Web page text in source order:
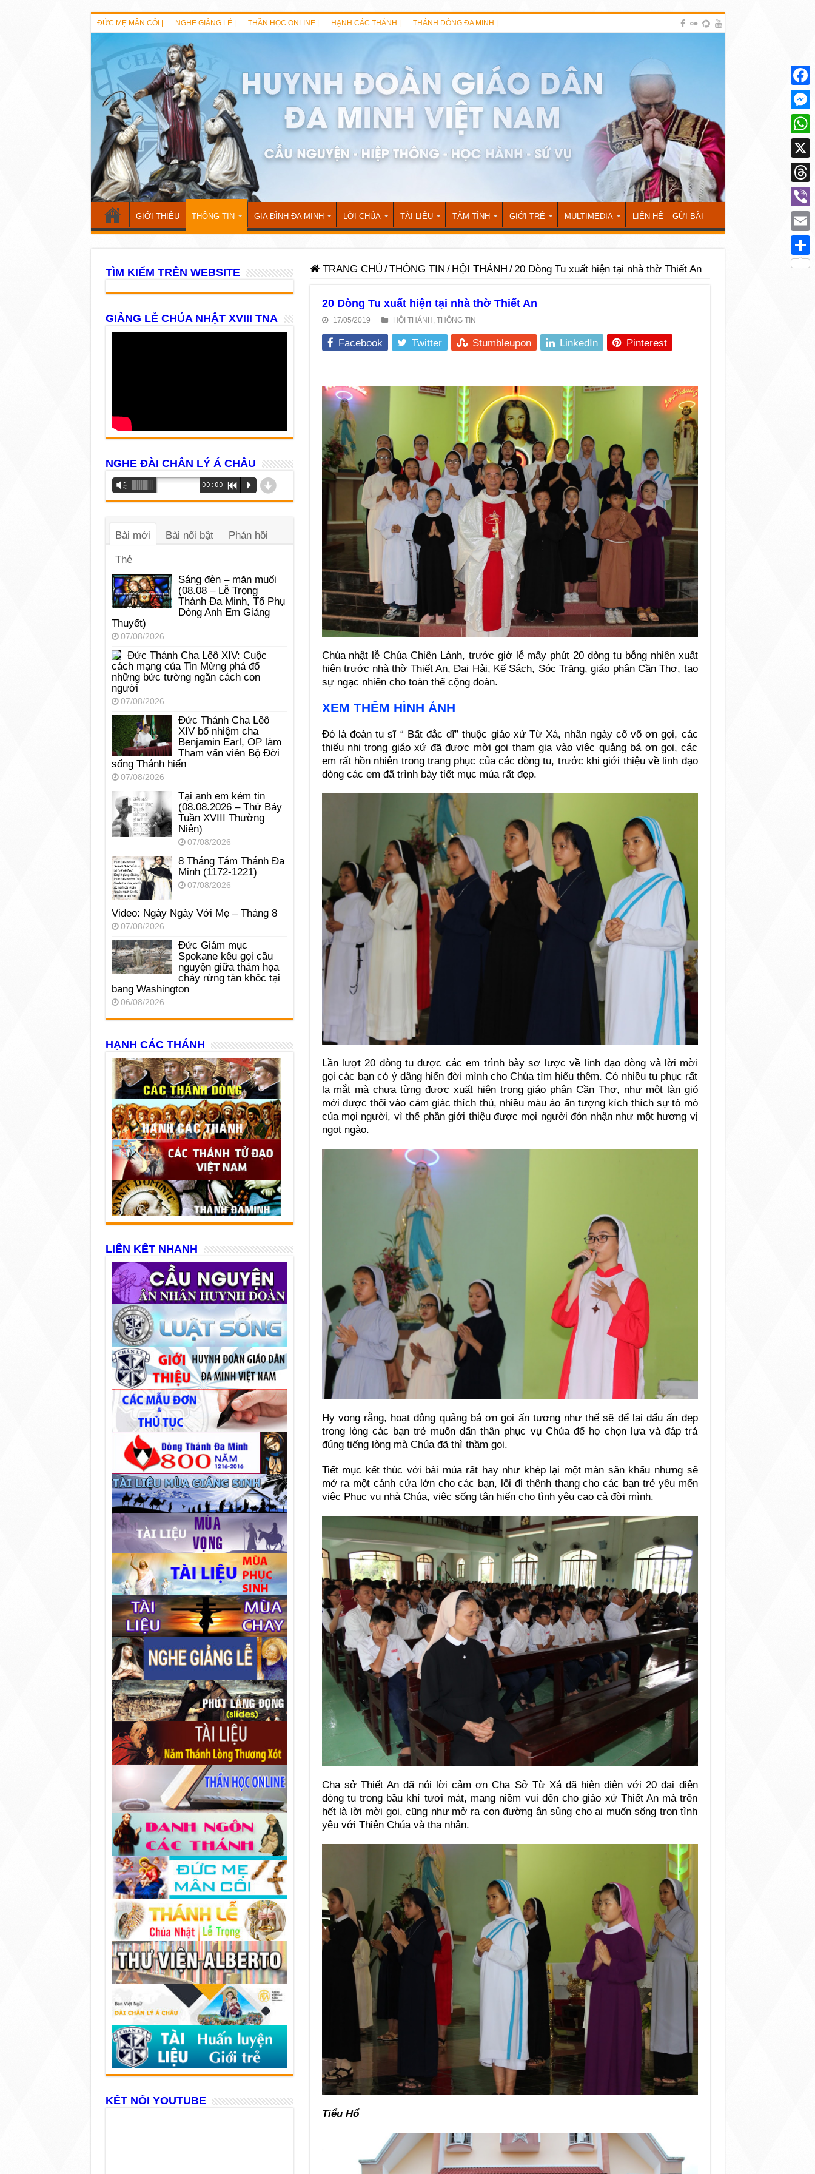
ĐỨC MẸ MÂN CÔI | NGHE GIẢNG LỄ | THẦN HỌC ONLINE | HẠNH CÁC THÁNH | THÁNH DÒNG ĐA MINH |
GIỚI THIỆU THÔNG TIN GIA ĐÌNH ĐA MINH LỜI CHÚA TÀI LIỆU TÂM TÌNH GIỚI TRẺ MULTIMEDIA LIÊN HỆ – GỬI BÀI
TRANG CHỦ /THÔNG TIN / HỘI THÁNH /20 Dòng Tu xuất hiện tại nhà thờ Thiết An
20 Dòng Tu xuất hiện tại nhà thờ Thiết An
17/05/2019 HỘI THÁNH , THÔNG TIN
Facebook Twitter Stumbleupon LinkedIn Pinterest
Chúa nhật lễ Chúa Chiên Lành, trước giờ lễ mấy phút 20 dòng tu bỗng nhiên xuất
hiện trước nhà thờ Thiết An, Đại Hải, Kế Sách, Sóc Trăng, giáo phận Cần Thơ, tạo
sự ngạc nhiên cho toàn thể cộng đoàn.
XEM THÊM HÌNH ẢNH
Đó là đoàn tu sĩ “ Bất đắc dĩ” thuộc giáo xứ Từ Xá, nhân ngày cổ võ ơn gọi, các
thiếu nhi trong giáo xứ đã được mời gọi tham gia vào việc quảng bá ơn gọi, các
em rất hồn nhiên trong trang phục của các dòng tu, trước khi giới thiệu về linh đạo
dòng các em đã trình bày tiết mục múa rất đẹp.
Lần lượt 20 dòng tu được các em trình bày sơ lược về linh đạo dòng và lời mời
gọi các bạn có ý dâng hiến đời mình cho Chúa tìm hiểu thêm. Có nhiều tu phục rất
lạ mắt mà chưa từng được xuất hiện trong giáo phận Cần Thơ, như một làn gió
mới được thổi vào cảm giác thích thú, nhiều màu áo ấn tượng kích thích sự tò mò
của mọi người, vì thế phần giới thiệu được mọi người đón nhận như một hương vị
ngọt ngào.
Hy vọng rằng, hoạt động quảng bá ơn gọi ấn tượng như thế sẽ để lại dấu ấn đẹp
trong lòng các bạn trẻ muốn dấn thân phục vụ Chúa để họ chọn lựa và đáp trả
đúng tiếng lòng mà Chúa đã thì thầm gọi.
Tiết mục kết thúc với bài múa rất hay như khép lại một màn sân khấu nhưng sẽ
mở ra một cánh cửa lớn cho các bạn, lối đi thênh thang cho các bạn trẻ yêu mến
việc Phục vụ nhà Chúa, việc sống tận hiến cho tình yêu cao cả đời mình.
Cha sở Thiết An đã nói lời cảm ơn Cha Sở Từ Xá đã hiện diện với 20 đại diện
dòng tu trong bầu khí tươi mát, mang niềm vui đến cho giáo xứ Thiết An mà trên
hết là lời mời gọi, cũng như mở ra con đường ân sủng cho ai muốn sống trọn tình
yêu với Thiên Chúa và tha nhân.
Tiểu Hổ
TÌM KIẾM TRÊN WEBSITE
GIẢNG LỄ CHÚA NHẬT XVIII TNA
NGHE ĐÀI CHÂN LÝ Á CHÂU
Trình
phát
âm
Vm 00:00 R P d
Bài mới Bài nổi bật Phản hồi
Thẻ
Sáng đèn – mặn muối
(08.08 – Lễ Trọng
Thánh Đa Minh, Tổ Phụ
Dòng Anh Em Giảng
Thuyết)
07/08/2026
Đức Thánh Cha Lêô XIV: Cuộc
cách mạng của Tin Mừng phá đổ
những bức tường ngăn cách con
người
07/08/2026
Đức Thánh Cha Lêô
XIV bổ nhiệm cha
Benjamin Earl, OP làm
Tham vấn viên Bộ Đời
sống Thánh hiến
07/08/2026
Tại anh em kém tin
(08.08.2026 – Thứ Bảy
Tuần XVIII Thường
Niên)
07/08/2026
8 Tháng Tám Thánh Ða
Minh (1172-1221)
07/08/2026
Video: Ngày Ngày Với Mẹ – Tháng 8
07/08/2026
Đức Giám mục
Spokane kêu gọi cầu
nguyện giữa thảm họa
cháy rừng tàn khốc tại
bang Washington
06/08/2026
HẠNH CÁC THÁNH
LIÊN KẾT NHANH
KẾT NỐI YOUTUBE
X
Viber